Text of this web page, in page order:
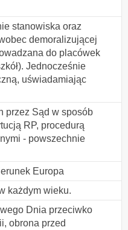
stanowiska oraz
demoralizującej
do placówek
Jednocześnie
uświadamiając
przez Sąd w sposób
RP, procedurą
- powszechnie
Europa
każdym wieku.
Dnia przeciwko
obrona przed